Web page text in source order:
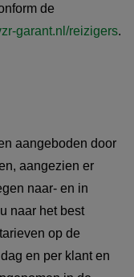
de
garant.nl/reizigers.
aangeboden door
aangezien er
naar- en in
naar het best
op de
en per klant en